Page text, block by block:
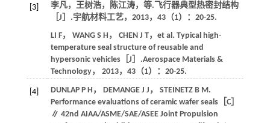
[3] 李凡，王树浩，陈江涛， 等.飞行器典型热密封结构
［J］.宇航材料工艺， 2013， 43（1）：20-25.
LI F， WANG S H ， CHEN J T， et al . Typical high-
temperature seal structure of reusable and
hypersonic vehicles［J］.Aerospace Materials &
Technology， 2013， 43（1）：20-25.
[4] DUNLAP P H ， DEMANGE J J ， STEINETZ B M .
Performance evaluations of ceramic wafer seals［C］
∥ 42nd AIAA/ASME/SAE/ASEE Joint Propulsion